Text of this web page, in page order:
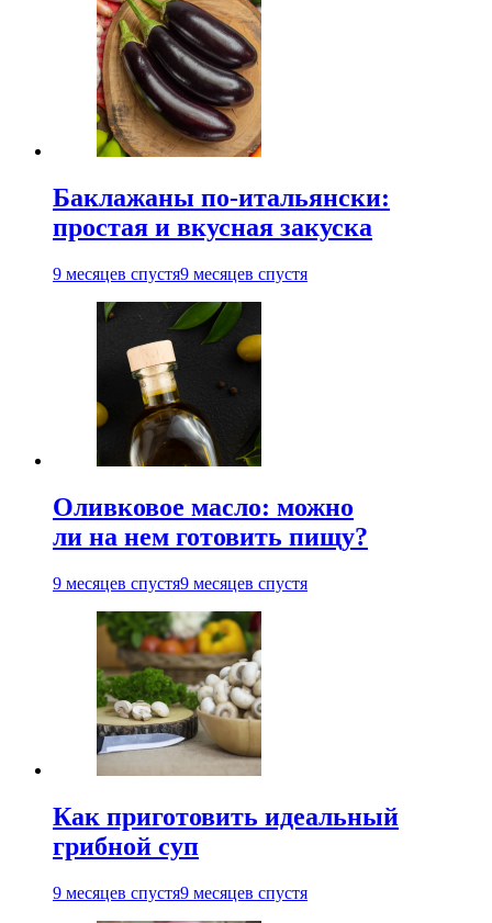
Баклажаны по-итальянски:
простая и вкусная закуска
9 месяцев спустя9 месяцев спустя
Оливковое масло: можно
ли на нем готовить пищу?
9 месяцев спустя9 месяцев спустя
Как приготовить идеальный
грибной суп
9 месяцев спустя9 месяцев спустя